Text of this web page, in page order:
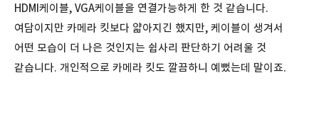
HDMI케이블, VGA케이블을 연결가능하게 한 것 같습니다.
여담이지만 카메라 킷보다 얇아지긴 했지만, 케이블이 생겨서
어떤 모습이 더 나은 것인지는 쉽사리 판단하기 어려울 것
같습니다. 개인적으로 카메라 킷도 깔끔하니 예뻤는데 말이죠.